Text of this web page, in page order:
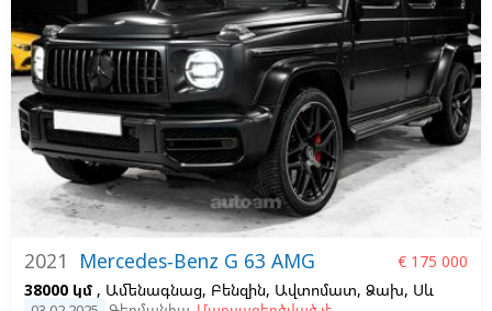
2021 Mercedes-Benz G 63 AMG
€ 175 000
38000 կմ , Ամենագնաց, Բենզին, Ավտոմատ, Ձախ, Սև